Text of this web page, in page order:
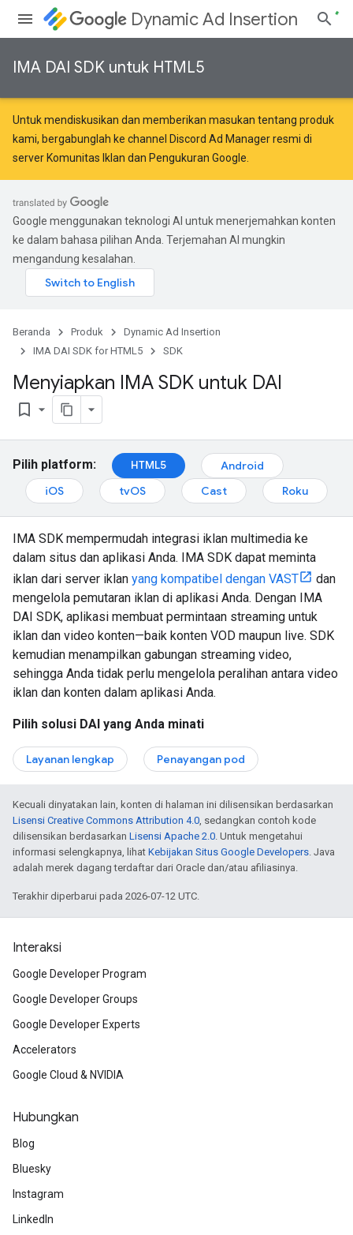
Dynamic Ad Insertion
IMA DAI SDK untuk HTML5
Untuk mendiskusikan dan memberikan masukan tentang produk
kami, bergabunglah ke channel Discord Ad Manager resmi di
server Komunitas Iklan dan Pengukuran Google
Google menggunakan teknologi AI untuk menerjemahkan konten
ke dalam bahasa pilihan Anda. Terjemahan AI mungkin
mengandung kesalahan.
Beranda Produk
Dynamic Ad Insertion
IMA DAI SDK for HTML5
SDK
Menyiapkan IMA SDK untuk DAI
bookmark_border
Pilih platform: HTML5
Android
iOS
tvOS Cast Roku
IMA SDK mempermudah integrasi iklan multimedia ke
dalam situs dan aplikasi Anda. IMA SDK dapat meminta
iklan dari server iklan yang kompatibel dengan VAST
dan
mengelola pemutaran iklan di aplikasi Anda. Dengan IMA
DAI SDK, aplikasi membuat permintaan streaming untuk
iklan dan video konten—baik konten VOD maupun live. SDK
kemudian menampilkan gabungan streaming video,
sehingga Anda tidak perlu mengelola peralihan antara video
iklan dan konten dalam aplikasi Anda.
Pilih solusi DAI yang Anda minati
Layanan lengkap Penayangan pod
Kecuali dinyatakan lain, konten di halaman ini dilisensikan berdasarkan
Lisensi Creative Commons Attribution 4.0, sedangkan contoh kode
dilisensikan berdasarkan Lisensi Apache 2.0. Untuk mengetahui
informasi selengkapnya, lihat Kebijakan Situs Google Developers. Java
adalah merek dagang terdaftar dari Oracle dan/atau afiliasinya.
Terakhir diperbarui pada 2026-07-12 UTC.
Interaksi
Google Developer Program
Google Developer Groups
Google Developer Experts
Accelerators
Google Cloud & NVIDIA
Hubungkan
Blog
Bluesky
Instagram
LinkedIn